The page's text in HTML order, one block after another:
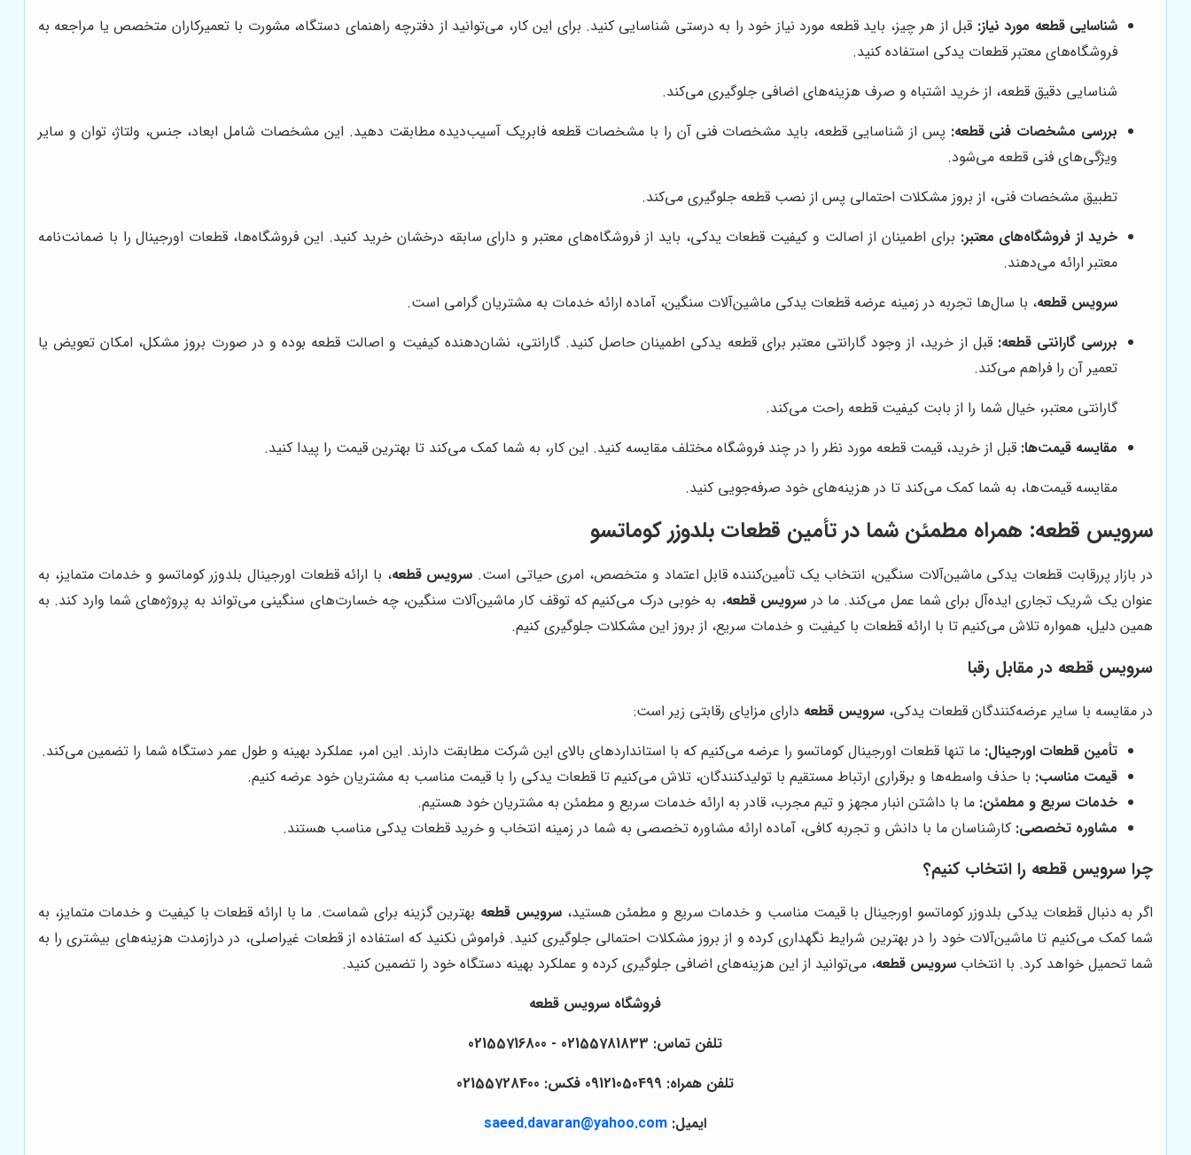
شناسایی قطعه مورد نیاز: قبل از هر چیز، باید قطعه مورد نیاز خود را به درستی شناسایی کنید. برای این کار، می‌توانید از دفترچه راهنمای دستگاه، مشورت با تعمیرکاران متخصص یا مراجعه به
فروشگاه‌های معتبر قطعات یدکی استفاده کنید.
شناسایی دقیق قطعه، از خرید اشتباه و صرف هزینه‌های اضافی جلوگیری می‌کند.
بررسی مشخصات فنی قطعه: پس از شناسایی قطعه، باید مشخصات فنی آن را با مشخصات قطعه فابریک آسیب‌دیده مطابقت دهید. این مشخصات شامل ابعاد، جنس، ولتاژ، توان و سایر
ویژگی‌های فنی قطعه می‌شود.
تطبیق مشخصات فنی، از بروز مشکلات احتمالی پس از نصب قطعه جلوگیری می‌کند.
خرید از فروشگاه‌های معتبر: برای اطمینان از اصالت و کیفیت قطعات یدکی، باید از فروشگاه‌های معتبر و دارای سابقه درخشان خرید کنید. این فروشگاه‌ها، قطعات اورجینال را با ضمانت‌نامه
معتبر ارائه می‌دهند.
سرویس قطعه، با سال‌ها تجربه در زمینه عرضه قطعات یدکی ماشین‌آلات سنگین، آماده ارائه خدمات به مشتریان گرامی است.
بررسی گارانتی قطعه: قبل از خرید، از وجود گارانتی معتبر برای قطعه یدکی اطمینان حاصل کنید. گارانتی، نشان‌دهنده کیفیت و اصالت قطعه بوده و در صورت بروز مشکل، امکان تعویض یا
تعمیر آن را فراهم می‌کند.
گارانتی معتبر، خیال شما را از بابت کیفیت قطعه راحت می‌کند.
مقایسه قیمت‌ها: قبل از خرید، قیمت قطعه مورد نظر را در چند فروشگاه مختلف مقایسه کنید. این کار، به شما کمک می‌کند تا بهترین قیمت را پیدا کنید.
مقایسه قیمت‌ها، به شما کمک می‌کند تا در هزینه‌های خود صرفه‌جویی کنید.
سرویس قطعه: همراه مطمئن شما در تأمین قطعات بلدوزر کوماتسو
در بازار پررقابت قطعات یدکی ماشین‌آلات سنگین، انتخاب یک تأمین‌کننده قابل اعتماد و متخصص، امری حیاتی است. سرویس قطعه، با ارائه قطعات اورجینال بلدوزر کوماتسو و خدمات متمایز، به
عنوان یک شریک تجاری ایده‌آل برای شما عمل می‌کند. ما در سرویس قطعه، به خوبی درک می‌کنیم که توقف کار ماشین‌آلات سنگین، چه خسارت‌های سنگینی می‌تواند به پروژه‌های شما وارد کند. به
همین دلیل، همواره تلاش می‌کنیم تا با ارائه قطعات با کیفیت و خدمات سریع، از بروز این مشکلات جلوگیری کنیم.
سرویس قطعه در مقابل رقبا
در مقایسه با سایر عرضه‌کنندگان قطعات یدکی، سرویس قطعه دارای مزایای رقابتی زیر است:
تأمین قطعات اورجینال: ما تنها قطعات اورجینال کوماتسو را عرضه می‌کنیم که با استانداردهای بالای این شرکت مطابقت دارند. این امر، عملکرد بهینه و طول عمر دستگاه شما را تضمین می‌کند.
قیمت مناسب: با حذف واسطه‌ها و برقراری ارتباط مستقیم با تولیدکنندگان، تلاش می‌کنیم تا قطعات یدکی را با قیمت مناسب به مشتریان خود عرضه کنیم.
خدمات سریع و مطمئن: ما با داشتن انبار مجهز و تیم مجرب، قادر به ارائه خدمات سریع و مطمئن به مشتریان خود هستیم.
مشاوره تخصصی: کارشناسان ما با دانش و تجربه کافی، آماده ارائه مشاوره تخصصی به شما در زمینه انتخاب و خرید قطعات یدکی مناسب هستند.
چرا سرویس قطعه را انتخاب کنیم؟
اگر به دنبال قطعات یدکی بلدوزر کوماتسو اورجینال با قیمت مناسب و خدمات سریع و مطمئن هستید،سرویس قطعه بهترین گزینه برای شماست. ما با ارائه قطعات با کیفیت و خدمات متمایز، به
شما کمک می‌کنیم تا ماشین‌آلات خود را در بهترین شرایط نگهداری کرده و از بروز مشکلات احتمالی جلوگیری کنید. فراموش نکنید که استفاده از قطعات غیراصلی، در درازمدت هزینه‌های بیشتری را به
شما تحمیل خواهد کرد. با انتخاب سرویس قطعه، می‌توانید از این هزینه‌های اضافی جلوگیری کرده و عملکرد بهینه دستگاه خود را تضمین کنید.
فروشگاه سرویس قطعه
تلفن تماس: 02155781833 - 02155716800
تلفن همراه: 09121050499 فکس: 02155728400
ایمیل: saeed.davaran@yahoo.com